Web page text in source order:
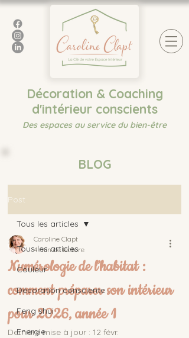
Décoration & Coaching
d'intérieur conscients
Des espaces au service du bien-être
BLOG
Post
Tous les articles
Couleur
Décoration consciente
Feng shui
Energie
Tous les articles
Numérologie de l’habitat :
comment préparer son intérieur
pour 2026, année 1
Caroline Clapt
4 min de lecture
Dernière mise à jour : 12 févr.